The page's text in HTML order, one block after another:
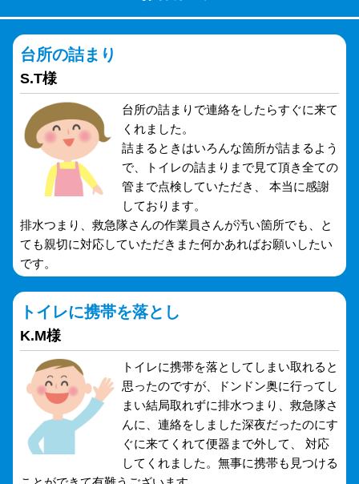
台所の詰まり
S.T様
台所の詰まりで連絡をしたらすぐに来て
くれました。
詰まるときはいろんな箇所が詰まるよう
で、トイレの詰まりまで見て頂き全ての
管まで点検していただき、 本当に感謝
しております。
排水つまり、救急隊さんの作業員さんが汚い箇所でも、と
ても親切に対応していただきまた何かあればお願いしたい
です。
トイレに携帯を落とし
K.M様
トイレに携帯を落としてしまい取れると
思ったのですが、ドンドン奥に行ってし
まい結局取れずに排水つまり、救急隊さ
んに、連絡をしました深夜だったのにす
ぐに来てくれて便器まで外して、 対応
してくれました。無事に携帯も見つける